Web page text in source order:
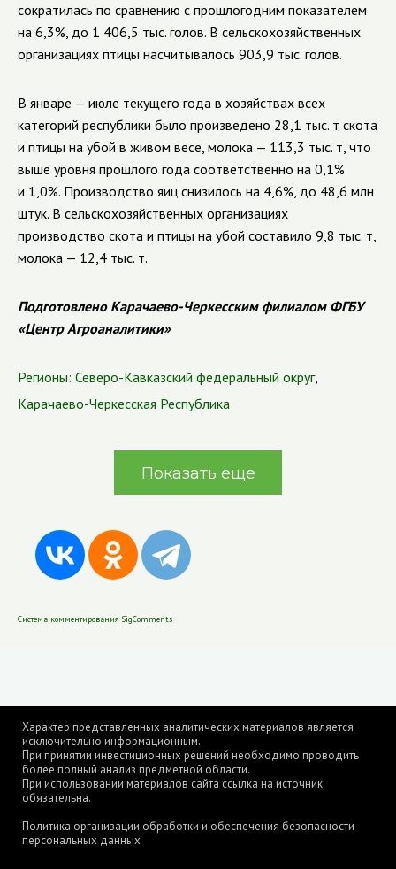
сократилась по сравнению с прошлогодним показателем
на 6,3%, до 1 406,5 тыс. голов. В сельскохозяйственных
организациях птицы насчитывалось 903,9 тыс. голов.
В январе — июле текущего года в хозяйствах всех
категорий республики было произведено 28,1 тыс. т скота
и птицы на убой в живом весе, молока — 113,3 тыс. т, что
выше уровня прошлого года соответственно на 0,1%
и 1,0%. Производство яиц снизилось на 4,6%, до 48,6 млн
штук. В сельскохозяйственных организациях
производство скота и птицы на убой составило 9,8 тыс. т,
молока — 12,4 тыс. т.
Подготовлено Карачаево-Черкесским филиалом ФГБУ
«Центр Агроаналитики»
Регионы: Северо-Кавказский федеральный округ,
Карачаево-Черкесская Республика
Показать еще
Система комментирования SigComments
Характер представленных аналитических материалов является
исключительно информационным.
При принятии инвестиционных решений необходимо проводить
более полный анализ предметной области.
При использовании материалов сайта ссылка на источник
обязательна.
Политика организации обработки и обеспечения безопасности
персональных данных